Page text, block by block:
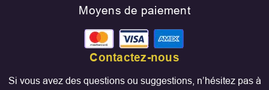
Moyens de paiement
Contactez-nous
Si vous avez des questions ou suggestions, n’hésitez pas à